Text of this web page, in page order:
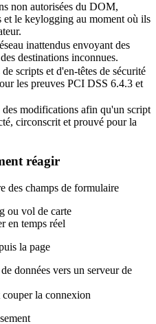
non autorisées du DOM,
le keylogging au moment où ils
inattendus envoyant des
destinations inconnues.
scripts et d'en-têtes de sécurité
les preuves PCI DSS 6.4.3 et
modifications afin qu'un script
circonscrit et prouvé pour la
réagir
des champs de formulaire
ou vol de carte
en temps réel
la page
données vers un serveur de
la connexion